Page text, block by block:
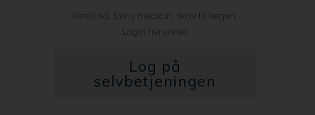
Bestil tid, forny medicin, skriv til lægen.
Login herunder
Log på
selvbetjeningen